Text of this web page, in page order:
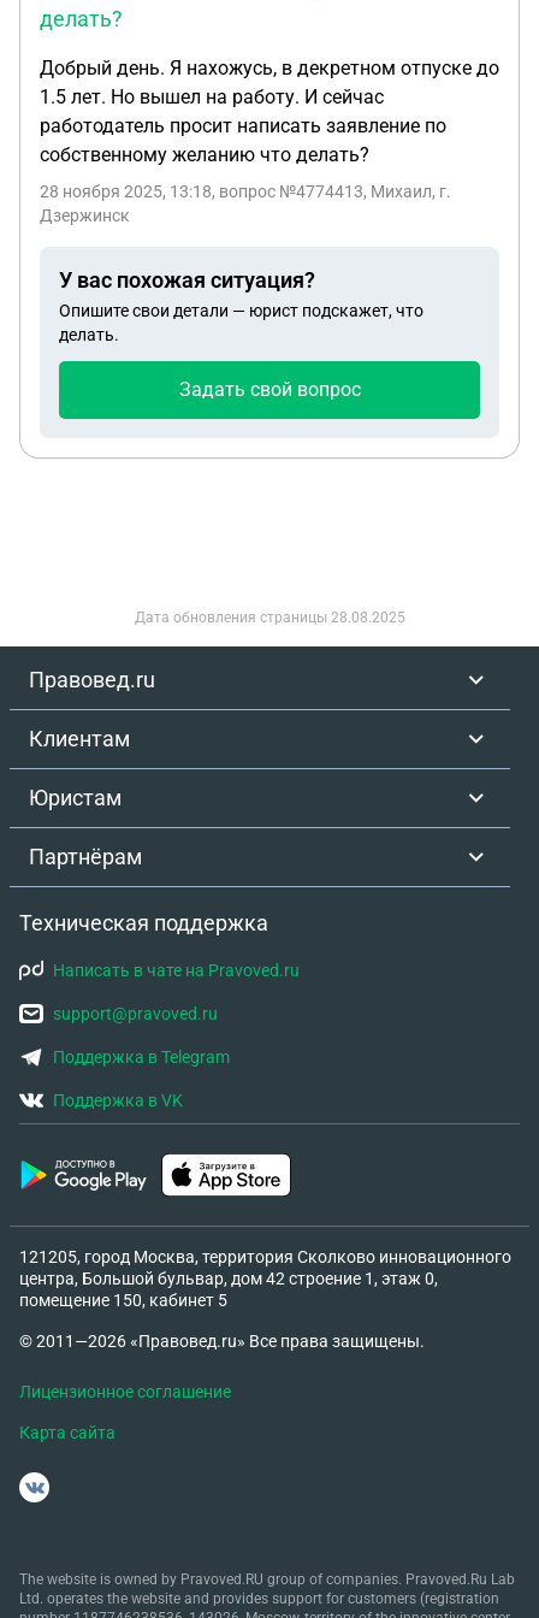
же
делать?
Добрый день. Я нахожусь, в декретном отпуске до
1.5 лет. Но вышел на работу. И сейчас
работодатель просит написать заявление по
собственному желанию что делать?
28 ноября 2025, 13:18, вопрос №4774413, Михаил, г.
Дзержинск
У вас похожая ситуация?
Опишите свои детали — юрист подскажет, что
делать.
Задать свой вопрос
Дата обновления страницы 28.08.2025
Правовед.ru
Клиентам
Юристам
Партнёрам
Техническая поддержка
Написать в чате на Pravoved.ru
support@pravoved.ru
Поддержка в Telegram
Поддержка в VK
121205, город Москва, территория Сколково инновационного
центра, Большой бульвар, дом 42 строение 1, этаж 0,
помещение 150, кабинет 5
© 2011—2026 «Правовед.ru» Все права защищены.
Лицензионное соглашение
Карта сайта
The website is owned by Pravoved.RU group of companies. Pravoved.Ru Lab
Ltd. operates the website and provides support for customers (registration